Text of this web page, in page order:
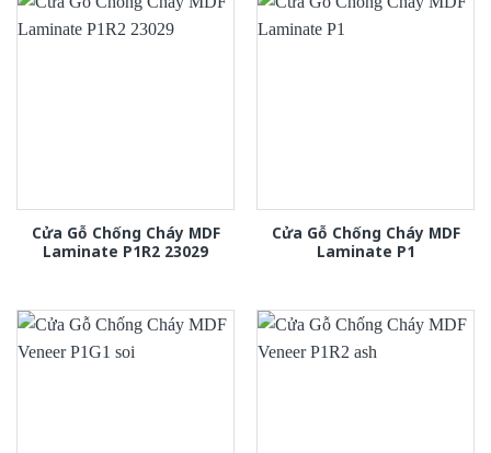
Cửa Gỗ Chống Cháy MDF
Laminate P1R2 23029
Cửa Gỗ Chống Cháy MDF
Laminate P1